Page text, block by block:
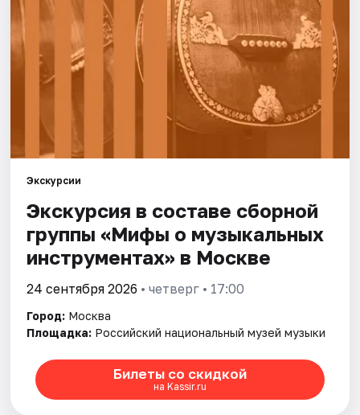
Рейтинги
Экскурсии
Экскурсия в составе сборной
группы «Мифы о музыкальных
инструментах» в Москве
24 сентября 2026 • четверг • 17:00
Город: Москва
Площадка: Российский национальный музей музыки
Билеты со скидкой
на Kassir.ru